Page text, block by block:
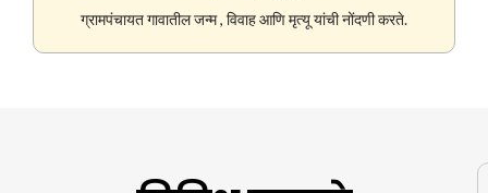
ग्रामपंचायत गावातील जन्म , विवाह आणि मृत्यू यांची नोंदणी करते.